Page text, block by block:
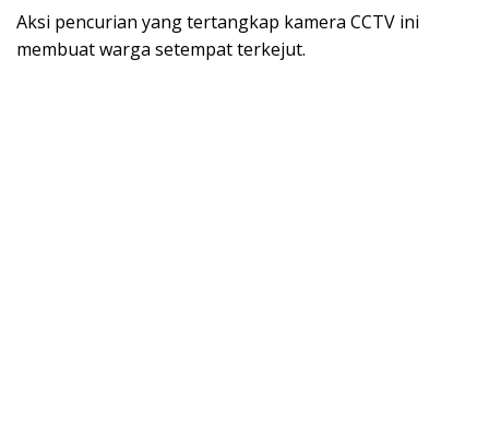
Aksi pencurian yang tertangkap kamera CCTV ini
membuat warga setempat terkejut.